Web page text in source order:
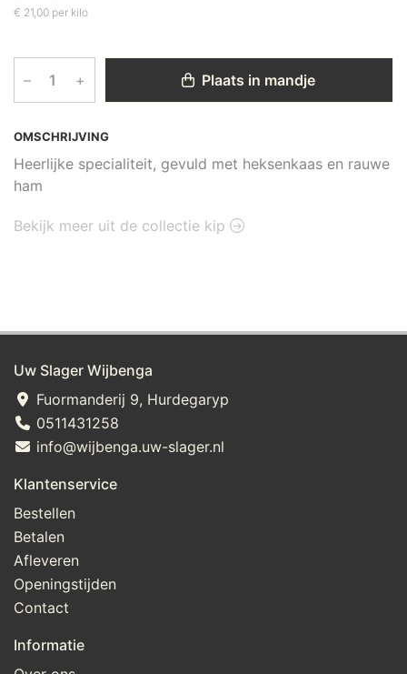
OMSCHRIJVING
Heerlijke specialiteit, gevuld met heksenkaas en rauwe
ham
€ 21,00 per kilo
– + Plaats in mandje
Bekijk meer uit de collectie kip
Uw Slager Wijbenga
Fuormanderij 9, Hurdegaryp
0511431258
info@wijbenga.uw-slager.nl
Klantenservice
Bestellen
Betalen
Afleveren
Openingstijden
Contact
Informatie